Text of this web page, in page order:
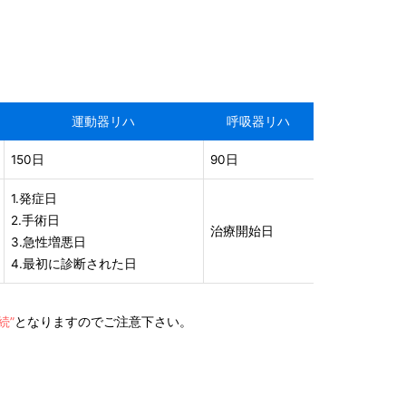
運動器リハ 呼吸器リハ
150日 90日
1.発症日
2.手術日
3.急性増悪日
4.最初に診断された日
治療開始日
”となりますのでご注意下さい。